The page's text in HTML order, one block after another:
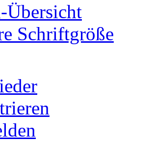
Übersicht
Schriftgröße